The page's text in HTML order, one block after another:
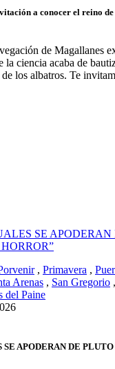
a conocer el reino
de Magallanes
la ciencia acaba de
los albatros. Te
, Primavera ,
Arenas , San Gregorio ,
del Paine
APODERAN DE